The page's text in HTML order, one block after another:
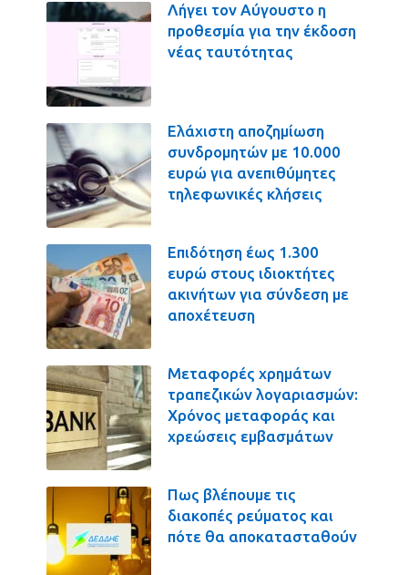
Λήγει τον Αύγουστο η
προθεσμία για την έκδοση
νέας ταυτότητας
Ελάχιστη αποζημίωση
συνδρομητών με 10.000
ευρώ για ανεπιθύμητες
τηλεφωνικές κλήσεις
Επιδότηση έως 1.300
ευρώ στους ιδιοκτήτες
ακινήτων για σύνδεση με
αποχέτευση
Μεταφορές χρημάτων
τραπεζικών λογαριασμών:
Χρόνος μεταφοράς και
χρεώσεις εμβασμάτων
Πως βλέπουμε τις
διακοπές ρεύματος και
πότε θα αποκατασταθούν